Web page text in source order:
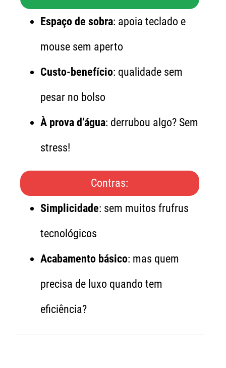
Espaço de sobra: apoia teclado e
mouse sem aperto
Custo-benefício: qualidade sem
pesar no bolso
À prova d’água: derrubou algo? Sem
stress!
Contras:
Simplicidade: sem muitos frufrus
tecnológicos
Acabamento básico: mas quem
precisa de luxo quando tem
eficiência?